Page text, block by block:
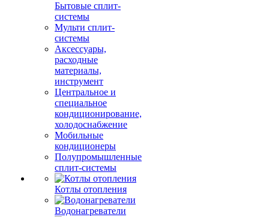
Бытовые сплит-
системы
Мульти сплит-
системы
Аксессуары,
расходные
материалы,
инструмент
Центральное и
специальное
кондиционирование,
холодоснабжение
Мобильные
кондиционеры
Полупромышленные
сплит-системы
Котлы отопления
Водонагреватели